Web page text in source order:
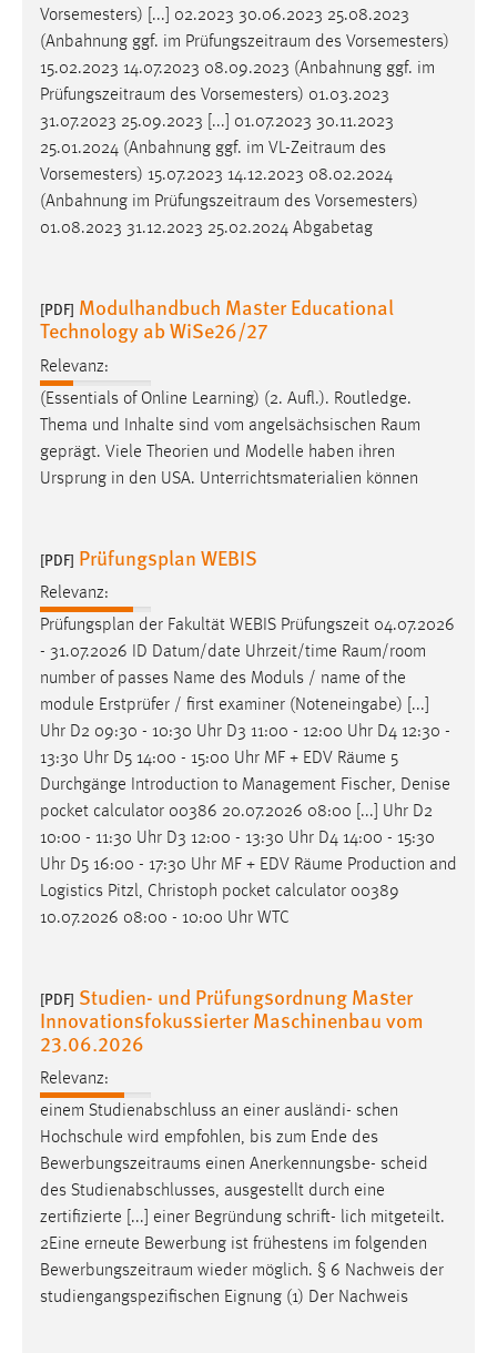
Vorsemesters) [...] 02.2023 30.06.2023 25.08.2023
(Anbahnung ggf. im Prüfungszeitraum des Vorsemesters)
15.02.2023 14.07.2023 08.09.2023 (Anbahnung ggf. im
Prüfungszeitraum des Vorsemesters) 01.03.2023
31.07.2023 25.09.2023 [...] 01.07.2023 30.11.2023
25.01.2024 (Anbahnung ggf. im VL-Zeitraum des
Vorsemesters) 15.07.2023 14.12.2023 08.02.2024
(Anbahnung im Prüfungszeitraum des Vorsemesters)
01.08.2023 31.12.2023 25.02.2024 Abgabetag
[PDF] Modulhandbuch Master Educational
Technology ab WiSe26/27
Relevanz:
(Essentials of Online Learning) (2. Aufl.). Routledge.
Thema und Inhalte sind vom angelsächsischen Raum
geprägt. Viele Theorien und Modelle haben ihren
Ursprung in den USA. Unterrichtsmaterialien können
[PDF] Prüfungsplan WEBIS
Relevanz:
Prüfungsplan der Fakultät WEBIS Prüfungszeit 04.07.2026
- 31.07.2026 ID Datum/date Uhrzeit/time Raum/room
number of passes Name des Moduls / name of the
module Erstprüfer / first examiner (Noteneingabe) [...]
Uhr D2 09:30 - 10:30 Uhr D3 11:00 - 12:00 Uhr D4 12:30 -
13:30 Uhr D5 14:00 - 15:00 Uhr MF + EDV Räume 5
Durchgänge Introduction to Management Fischer, Denise
pocket calculator 00386 20.07.2026 08:00 [...] Uhr D2
10:00 - 11:30 Uhr D3 12:00 - 13:30 Uhr D4 14:00 - 15:30
Uhr D5 16:00 - 17:30 Uhr MF + EDV Räume Production and
Logistics Pitzl, Christoph pocket calculator 00389
10.07.2026 08:00 - 10:00 Uhr WTC
[PDF] Studien- und Prüfungsordnung Master
Innovationsfokussierter Maschinenbau vom
23.06.2026
Relevanz:
einem Studienabschluss an einer ausländi- schen
Hochschule wird empfohlen, bis zum Ende des
Bewerbungszeitraums einen Anerkennungsbe- scheid
des Studienabschlusses, ausgestellt durch eine
zertifizierte [...] einer Begründung schrift- lich mitgeteilt.
2Eine erneute Bewerbung ist frühestens im folgenden
Bewerbungszeitraum wieder möglich. § 6 Nachweis der
studiengangspezifischen Eignung (1) Der Nachweis
chat-frame-style-5e9dbeb1811c0446
Zweck:
Wird benötigt um die Chatfunktion nutzen zu können.
Cookie Laufzeit:
MibewSessionID, mibew-chat-frame-style-
5e9dbeb1811c0446 = Sitzungslaufzeit, mibew_locale = 3
Jahre, MIBEW_UserID = 1 Jahr
Name:
fe_user, be_user, be_lastLoginProvider
Zweck:
Dieser Cookie ist notwendig um sich an der Website
einloggen zu können.
Cookie Laufzeit:
24 Stunden
STATISTIK
Statistik Cookies erfassen Informationen anonym.
Diese Informationen helfen uns zu verstehen, wie
unsere Besucher unsere Website nutzen.
Matomo
Name:
_pk_ref, _pk_cvar, _pk_id, _pk_ses
Zweck:
Zugriffsstatistik
Cookie Laufzeit:
Max. 13 Monate
MARKETING
Marketing Cookies werden von Drittanbietern
Sie tun dies, indem sie Besucher über Websites
Google Ads
Name:
_gcl_au
Google Ireland Limited